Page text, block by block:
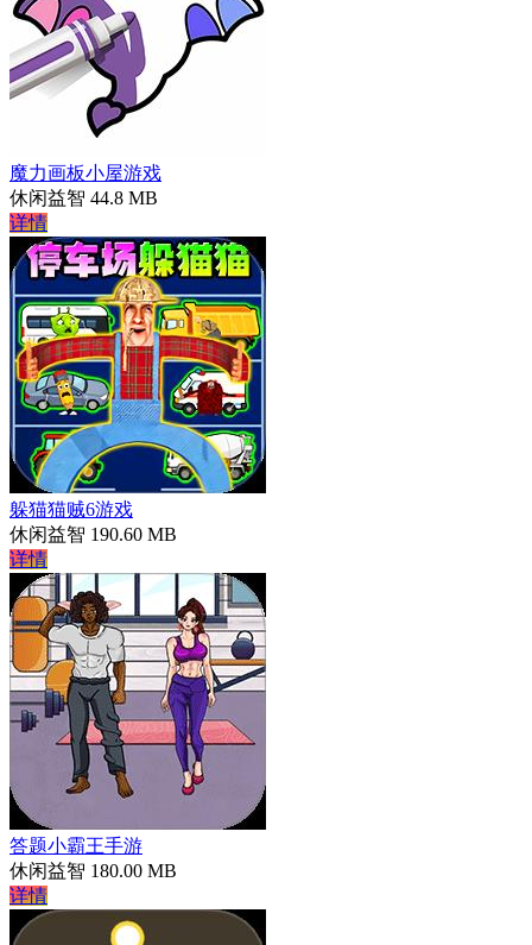
魔力画板小屋游戏
休闲益智 44.8 MB
详情
躲猫猫贼6游戏
休闲益智 190.60 MB
详情
答题小霸王手游
休闲益智 180.00 MB
详情